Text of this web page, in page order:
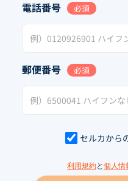
電話番号 必須
郵便番号 必須
セルカから
利用規約と 個人情